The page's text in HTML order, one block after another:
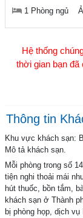
1 Phòng ngủ
Hệ thống
thời gian bạn đã
Thông tin
Khu vực khách sạn:
Mô tả khách sạn.
Mỗi phòng trong số
tiện nghi thoải mái
hút thuốc, bồn tắm,
khách sạn ở Thành
bị phòng họp, dịch